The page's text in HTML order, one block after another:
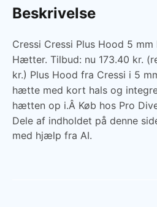
Beskrivelse
Cressi Cressi Plus Hood 5
Hætter. Tilbud: nu 173.40 kr.
kr.) Plus Hood fra Cressi i 5
hætte med kort hals og
hætten op i.Â Køb hos Pro
Dele af indholdet på denne
med hjælp fra AI.